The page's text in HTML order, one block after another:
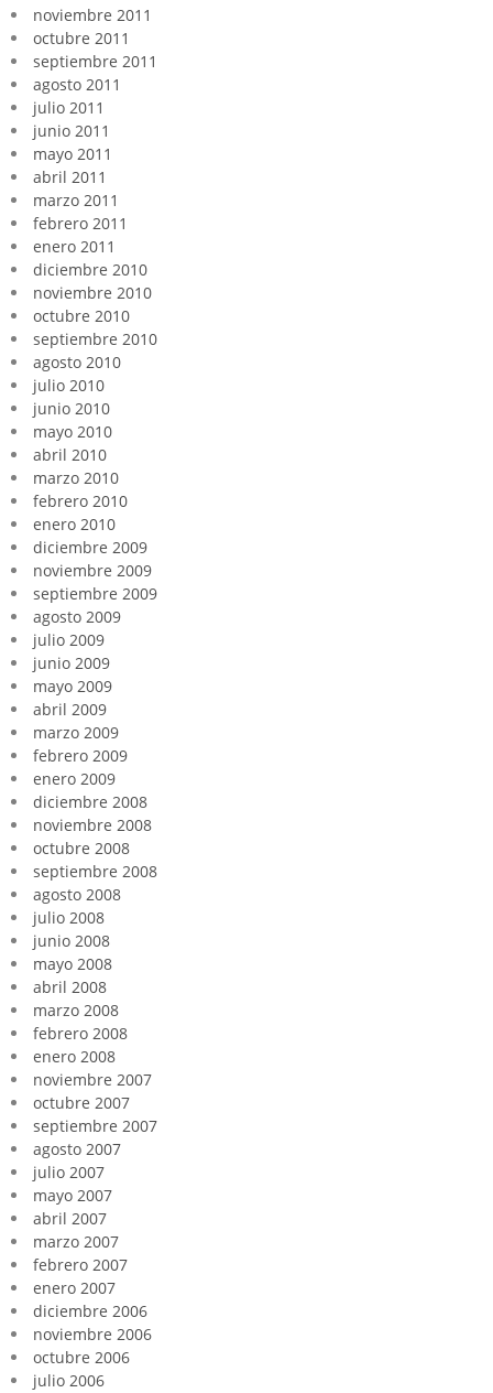
noviembre 2011
octubre 2011
septiembre 2011
agosto 2011
julio 2011
junio 2011
mayo 2011
abril 2011
marzo 2011
febrero 2011
enero 2011
diciembre 2010
noviembre 2010
octubre 2010
septiembre 2010
agosto 2010
julio 2010
junio 2010
mayo 2010
abril 2010
marzo 2010
febrero 2010
enero 2010
diciembre 2009
noviembre 2009
septiembre 2009
agosto 2009
julio 2009
junio 2009
mayo 2009
abril 2009
marzo 2009
febrero 2009
enero 2009
diciembre 2008
noviembre 2008
octubre 2008
septiembre 2008
agosto 2008
julio 2008
junio 2008
mayo 2008
abril 2008
marzo 2008
febrero 2008
enero 2008
noviembre 2007
octubre 2007
septiembre 2007
agosto 2007
julio 2007
mayo 2007
abril 2007
marzo 2007
febrero 2007
enero 2007
diciembre 2006
noviembre 2006
octubre 2006
julio 2006